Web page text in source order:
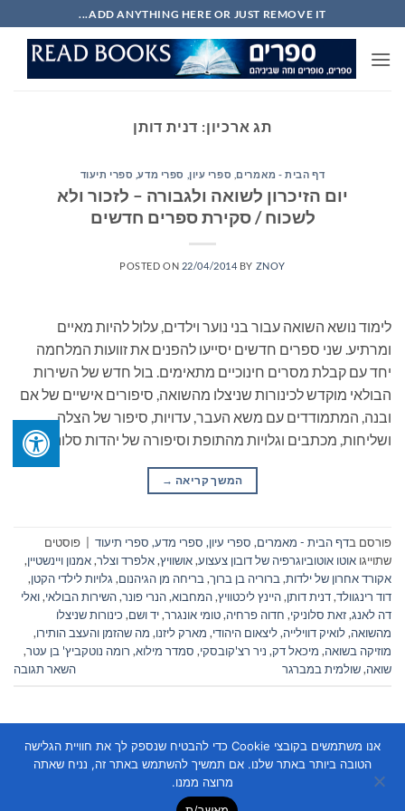
to
content
ADD ANYTHING HERE OR JUST REMOVE IT...
תג ארכיון: דנית דותן
דף הבית - מאמרים ספרי עיון, ספרי מדע, ספרי תיעוד
יום הזיכרון לשואה ולגבורה – לזכור ולא
לשכוח / סקירת ספרים חדשים
POSTED ON 22/04/2014 BY ZNOY
לימוד נושא השואה עבור בני נוער וילדים, עלול להיות מאיים
ומרתיע. שני ספרים חדשים יסייעו להפנים את זוועות המלחמה
יחד עם קבלת מסרים חינוכיים מתאימים. בול חדש של השירות
הבולאי מוקדש לכינורות שניצלו מהשואה, סיפורים אישיים של אם
ובנה, המתמודדים עם משא העבר, עדויות, סיפור של הצלה
ושליחות, מכתבים וגלויות מהתופת וסיפורה של יהדות סלוניקי […]
המשך קריאה →
פורסם בדף הבית - מאמרים, ספרי עיון, ספרי מדע, ספרי תיעוד
פוסטים
שתוייגו אוטו אוטוביוגרפיה של דובון צעצוע,אושוויץ,אלפרד וצלר,אמנון ויינשטיין,
אקורד אחרון של ילדות, ברוריה בן ברוך, בריחה מן הגיהנום, גלויות לילדי הקטן,
דוד רינגוולד,דנית דותן,היינץ ליכטוויץ,המחבוא,הנרי פונר,השירות הבולאי,ואלי
דה לאנג,זאת סלוניקי, חדוה פרחיה,טומי אונגרר,יד ושם, כינורות שניצלו
מהשואה,לואיק דווילייה,ליצאום היהודי, מארק ליזנו, מה שהזמן והעצב הותירו,
מוזיקה בשואה, מיכאל דק, ניר רצ'קובסקי, סמדר מילוא, רומה נוטקביץ' בן עטר,
שואה,שולמית במברגר השאר תגובה
אנו משתמשים בקובצי Cookie כדי להבטיח שנספק לך את חוויית הגלישה
הטובה ביותר באתר שלנו. אם תמשיך להשתמש באתר זה, נניח שאתה
מרוצה ממנו.